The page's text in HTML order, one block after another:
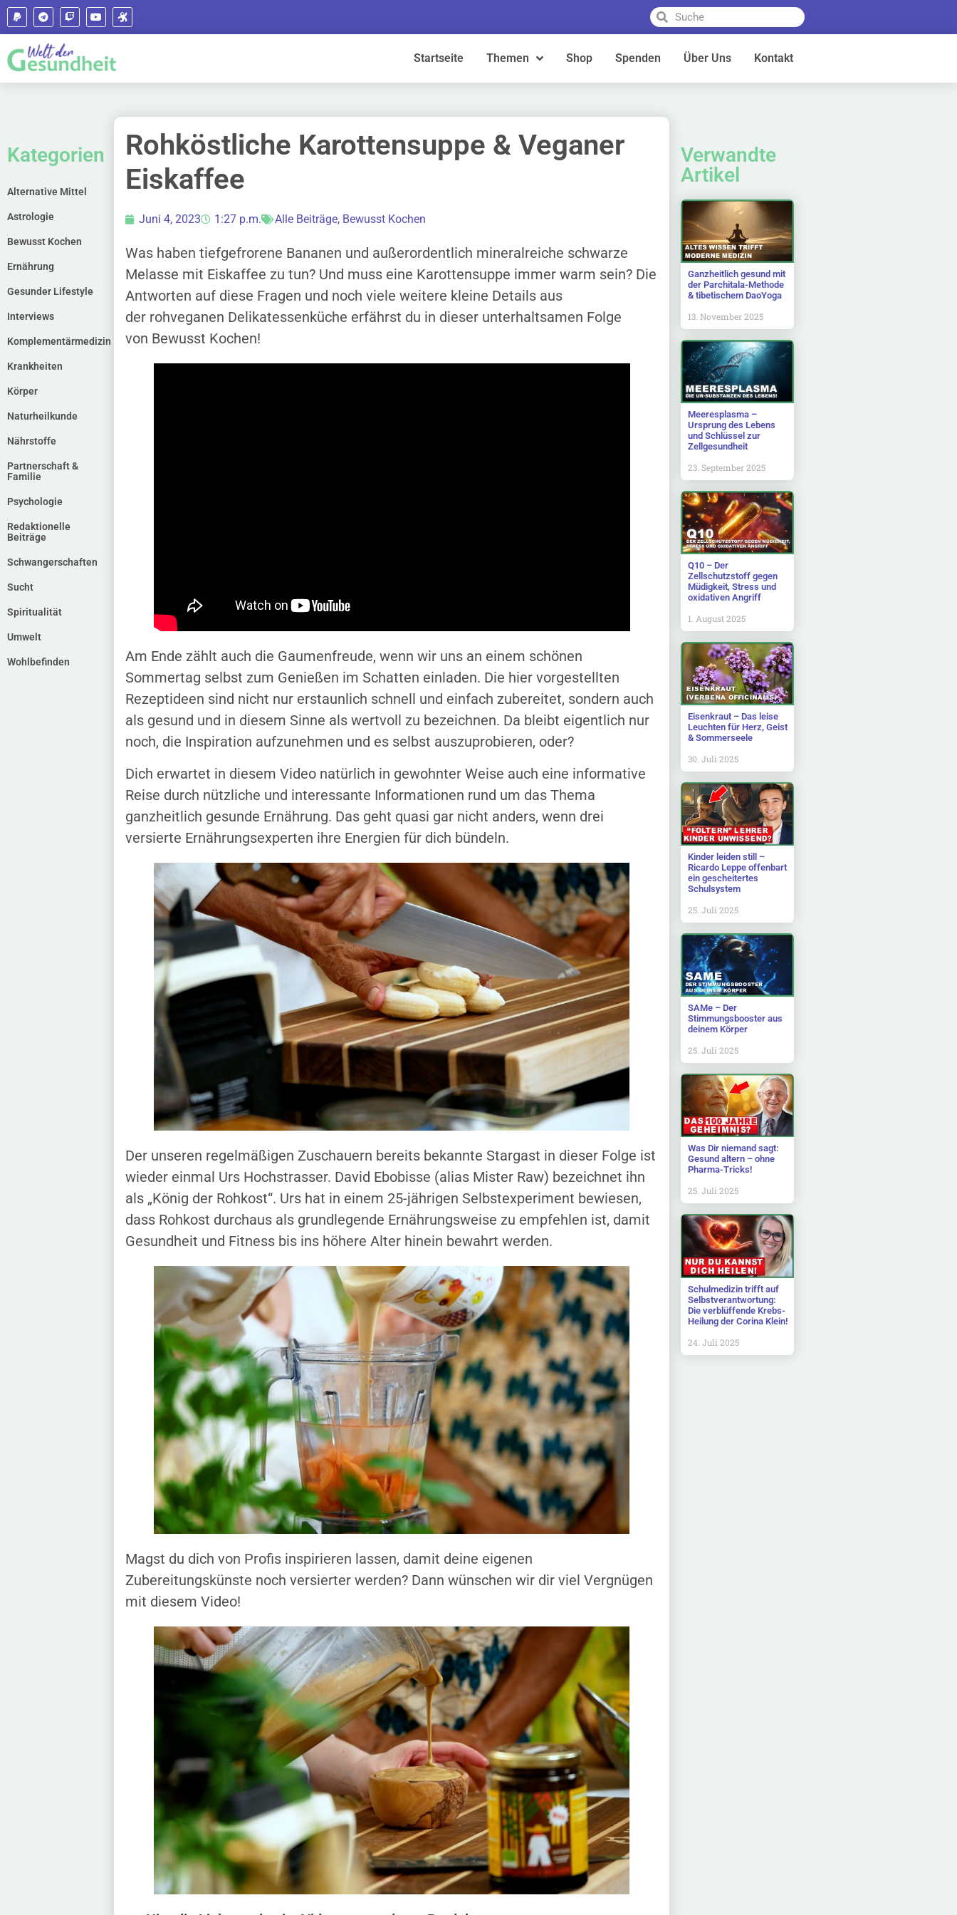
Startseite Themen Shop Spenden Über Uns Kontakt
Kategorien
Alternative Mittel
Astrologie
Bewusst Kochen
Ernährung
Gesunder Lifestyle
Interviews
Komplementärmedizin
Krankheiten
Körper
Naturheilkunde
Nährstoffe
Partnerschaft &
Familie
Psychologie
Redaktionelle
Beiträge
Schwangerschaften
Sucht
Spiritualität
Umwelt
Wohlbefinden
Rohköstliche Karottensuppe & Veganer
Eiskaffee
Juni 4, 2023 1:27 p.m. Alle Beiträge, Bewusst Kochen
Was haben tiefgefrorene Bananen und außerordentlich mineralreiche schwarze
Melasse mit Eiskaffee zu tun? Und muss eine Karottensuppe immer warm sein? Die
Antworten auf diese Fragen und noch viele weitere kleine Details aus
der rohveganen Delikatessenküche erfährst du in dieser unterhaltsamen Folge
von Bewusst Kochen!
Am Ende zählt auch die Gaumenfreude, wenn wir uns an einem schönen
Sommertag selbst zum Genießen im Schatten einladen. Die hier vorgestellten
Rezeptideen sind nicht nur erstaunlich schnell und einfach zubereitet, sondern auch
als gesund und in diesem Sinne als wertvoll zu bezeichnen. Da bleibt eigentlich nur
noch, die Inspiration aufzunehmen und es selbst auszuprobieren, oder?
Dich erwartet in diesem Video natürlich in gewohnter Weise auch eine informative
Reise durch nützliche und interessante Informationen rund um das Thema
ganzheitlich gesunde Ernährung. Das geht quasi gar nicht anders, wenn drei
versierte Ernährungsexperten ihre Energien für dich bündeln.
Der unseren regelmäßigen Zuschauern bereits bekannte Stargast in dieser Folge ist
wieder einmal Urs Hochstrasser. David Ebobisse (alias Mister Raw) bezeichnet ihn
als „König der Rohkost“. Urs hat in einem 25-jährigen Selbstexperiment bewiesen,
dass Rohkost durchaus als grundlegende Ernährungsweise zu empfehlen ist, damit
Gesundheit und Fitness bis ins höhere Alter hinein bewahrt werden.
Magst du dich von Profis inspirieren lassen, damit deine eigenen
Zubereitungskünste noch versierter werden? Dann wünschen wir dir viel Vergnügen
mit diesem Video!
Verwandte
Artikel
Ganzheitlich gesund mit
der Parchitala-Methode
& tibetischem DaoYoga
13. November 2025
Meeresplasma –
Ursprung des Lebens
und Schlüssel zur
Zellgesundheit
23. September 2025
Q10 – Der
Zellschutzstoff gegen
Müdigkeit, Stress und
oxidativen Angriff
1. August 2025
Eisenkraut – Das leise
Leuchten für Herz, Geist
& Sommerseele
30. Juli 2025
Kinder leiden still –
Ricardo Leppe offenbart
ein gescheitertes
Schulsystem
25. Juli 2025
SAMe – Der
Stimmungsbooster aus
deinem Körper
25. Juli 2025
Was Dir niemand sagt:
Gesund altern – ohne
Pharma-Tricks!
25. Juli 2025
Schulmedizin trifft auf
Selbstverantwortung:
Die verblüffende Krebs-
Heilung der Corina Klein!
24. Juli 2025